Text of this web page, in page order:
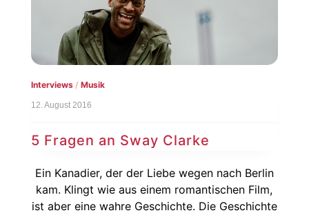
Interviews/ Musik
12. August 2016
5 Fragen an Sway Clarke
Ein Kanadier, der der Liebe wegen nach Berlin
kam. Klingt wie aus einem romantischen Film,
ist aber eine wahre Geschichte. Die Geschichte